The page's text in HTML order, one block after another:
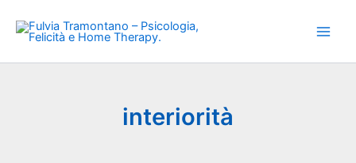
contenuto
interiorità